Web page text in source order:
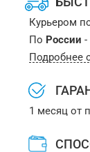
Курьером
По России -
Подробнее
1 месяц от